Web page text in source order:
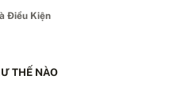
Điều Kiện
THẾ NÀO